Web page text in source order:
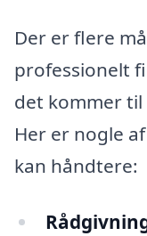
Der er flere
professionelt
det kommer
Her er nogle
kan håndtere: